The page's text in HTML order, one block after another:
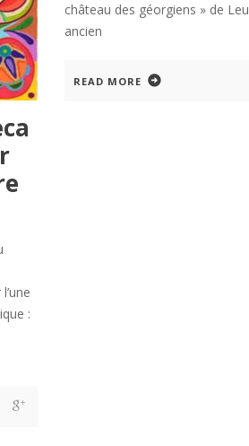
château des géorgiens » de
ancien
READ MORE
: